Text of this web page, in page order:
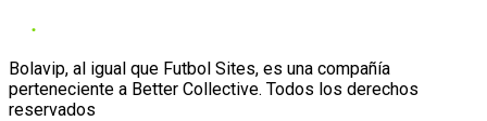
Bolavip, al igual que Futbol Sites, es una compañía
perteneciente a Better Collective. Todos los derechos
reservados